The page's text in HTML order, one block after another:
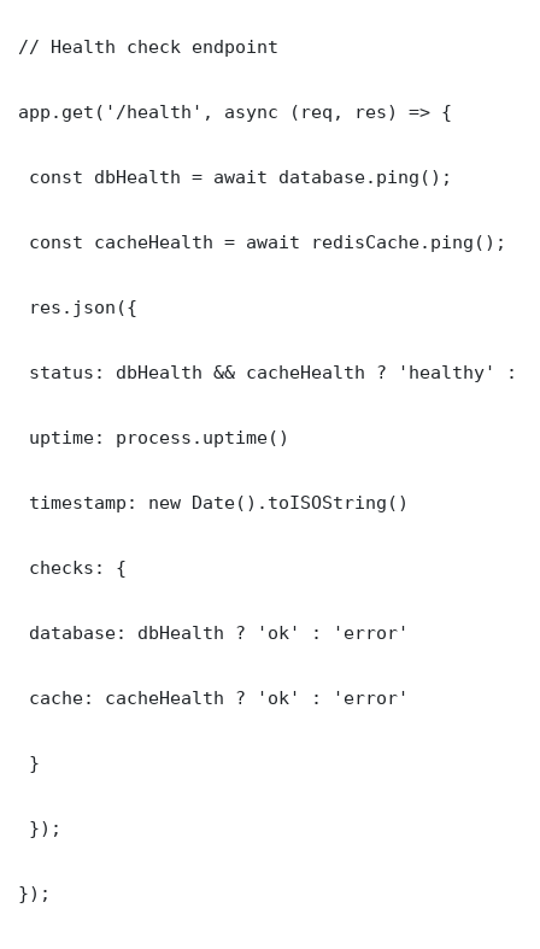
// Health check endpoint
app.get('/health', async (req, res) => {
const dbHealth = await database.ping();
const cacheHealth = await redisCache.ping();
res.json({
status: dbHealth && cacheHealth ? 'healthy' :
uptime: process.uptime()
timestamp: new Date().toISOString()
checks: {
database: dbHealth ? 'ok' : 'error'
cache: cacheHealth ? 'ok' : 'error'
}
});
});